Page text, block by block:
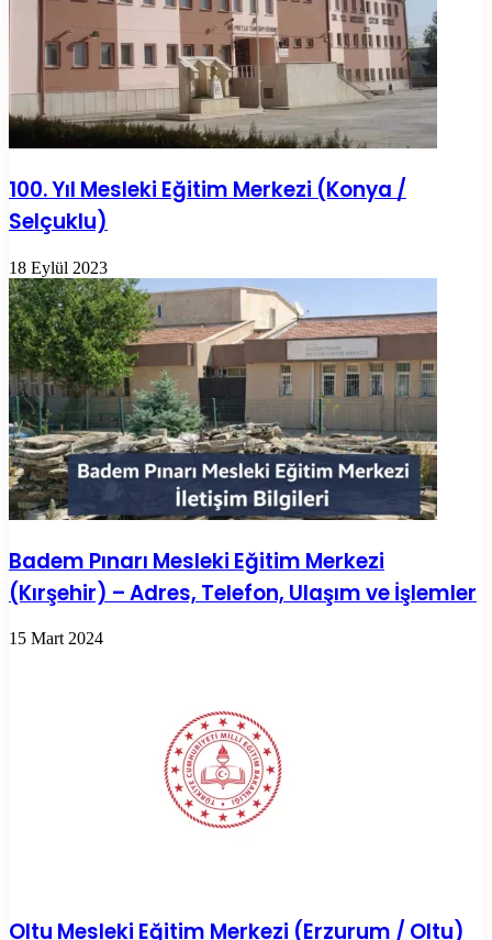
100. Yıl Mesleki Eğitim Merkezi (Konya /
Selçuklu)
18 Eylül 2023
Badem Pınarı Mesleki Eğitim Merkezi
(Kırşehir) – Adres, Telefon, Ulaşım ve İşlemler
15 Mart 2024
Oltu Mesleki Eğitim Merkezi (Erzurum / Oltu)